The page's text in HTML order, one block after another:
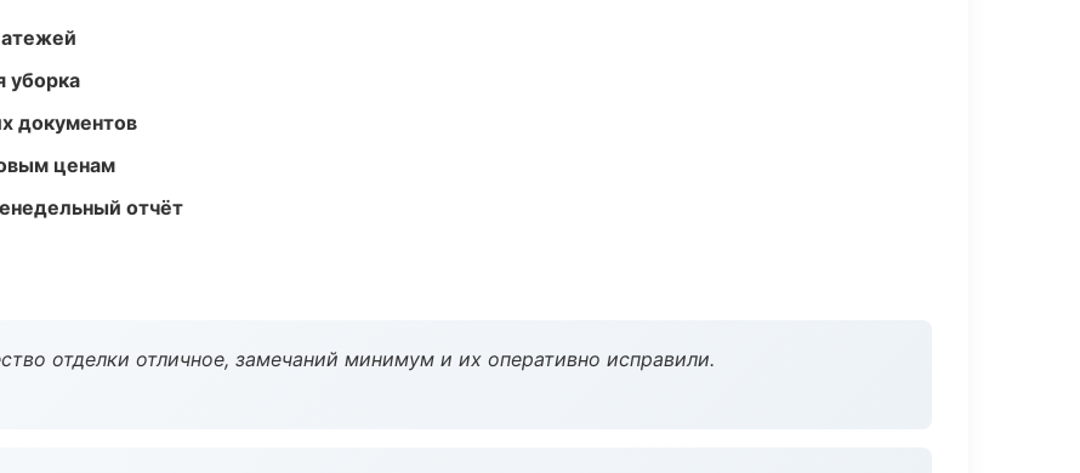
уборка
документов
ценам
отчёт
отделки отличное, замечаний минимум и их оперативно исправили.